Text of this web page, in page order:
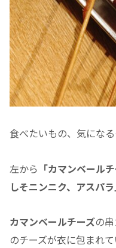
食べたいもの、気にな
左から 「カマンベール
しそニンニク、アスパラ
カマンベールチーズの
のチーズが衣に包まれ